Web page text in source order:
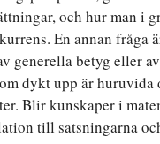
och hur man i
En annan fråga
generella betyg eller
dykt upp är huruvida
Blir kunskaper i
till satsningarna